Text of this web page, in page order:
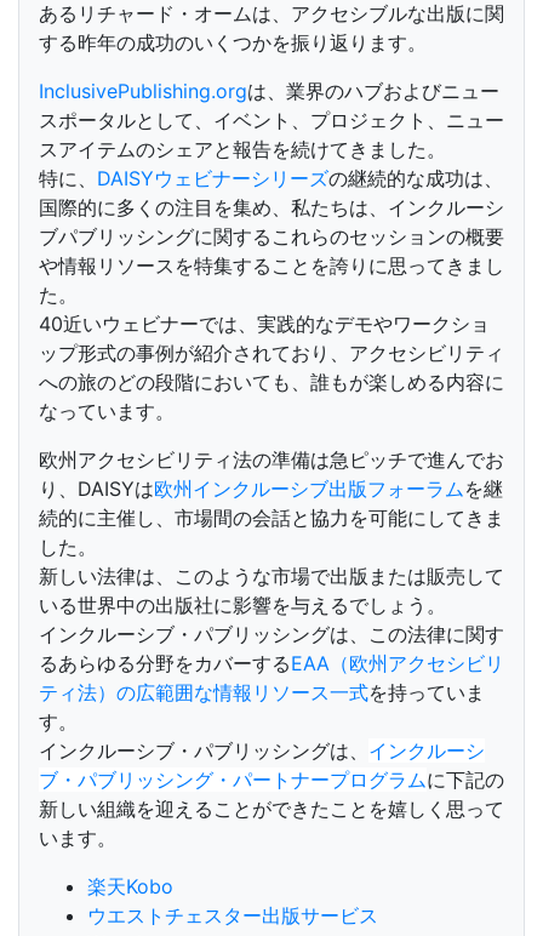
あるリチャード・オームは、アクセシブルな出版に関
する昨年の成功のいくつかを振り返ります。
InclusivePublishing.orgは、業界のハブおよびニュー
スポータルとして、イベント、プロジェクト、ニュー
スアイテムのシェアと報告を続けてきました。
特に、 DAISYウェビナーシリーズの継続的な成功は、
国際的に多くの注目を集め、私たちは、インクルーシ
ブパブリッシングに関するこれらのセッションの概要
や情報リソースを特集することを誇りに思ってきまし
た。
40近いウェビナーでは、実践的なデモやワークショ
ップ形式の事例が紹介されており、アクセシビリティ
への旅のどの段階においても、誰もが楽しめる内容に
なっています。
欧州アクセシビリティ法の準備は急ピッチで進んでお
り、DAISYは欧州インクルーシブ出版フォーラムを継
続的に主催し、市場間の会話と協力を可能にしてきま
した。
新しい法律は、このような市場で出版または販売して
いる世界中の出版社に影響を与えるでしょう。
インクルーシブ・パブリッシングは、この法律に関す
るあらゆる分野をカバーするEAA（欧州アクセシビリ
ティ法）の広範囲な情報リソース一式を持っていま
す。
インクルーシブ・パブリッシングは、 インクルーシ
ブ・パブリッシング・パートナープログラムに下記の
新しい組織を迎えることができたことを嬉しく思って
います。
楽天Kobo
ウエストチェスター出版サービス